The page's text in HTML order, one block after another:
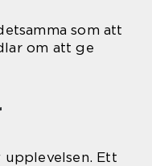
som att
om att ge
Ett